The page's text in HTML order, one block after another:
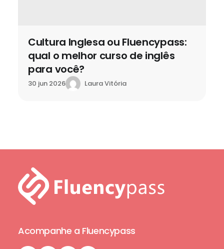
Cultura Inglesa ou Fluencypass:
qual o melhor curso de inglês
para você?
30 jun 2026 Laura Vitória
Acompanhe a Fluencypass